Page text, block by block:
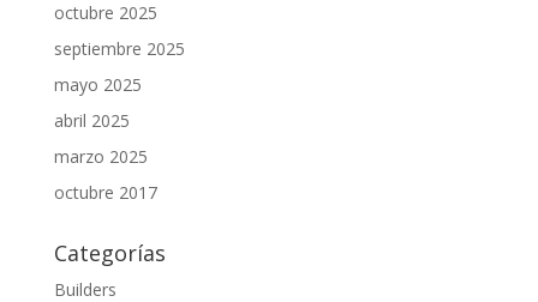
octubre 2025
septiembre 2025
mayo 2025
abril 2025
marzo 2025
octubre 2017
Categorías
Builders